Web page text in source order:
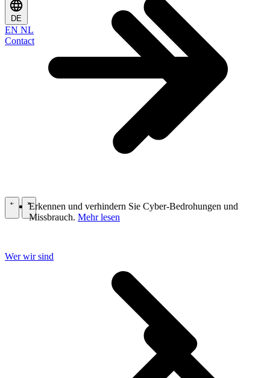
DE
EN NL
Contact
\
Wer wir sind
Erkennen und verhindern Sie Cyber-Bedrohungen und
Missbrauch. Mehr lesen